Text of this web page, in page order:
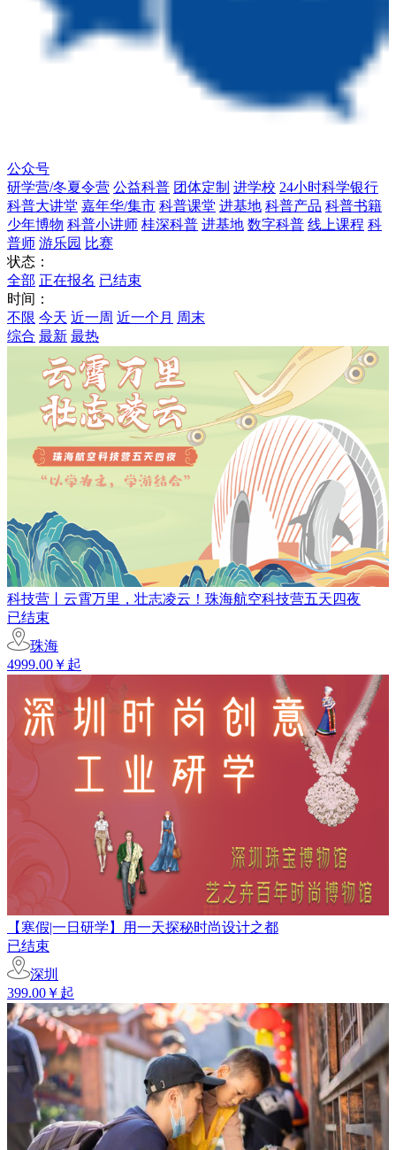
公众号
研学营/冬夏令营 公益科普 团体定制 进学校 24小时科学银行
科普大讲堂 嘉年华/集市 科普课堂 进基地 科普产品 科普书籍
少年博物 科普小讲师 桂深科普 进基地 数字科普 线上课程 科
普师 游乐园 比赛
状态：
全部 正在报名 已结束
时间：
不限 今天 近一周 近一个月 周末
综合 最新 最热
科技营丨云霄万里，壮志凌云！珠海航空科技营五天四夜
已结束
珠海
4999.00￥起
【寒假|一日研学】用一天探秘时尚设计之都
已结束
深圳
399.00￥起